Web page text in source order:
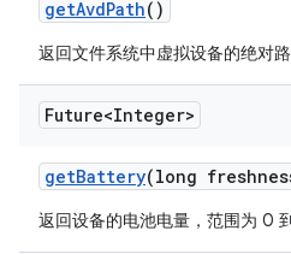
getAvdPath()
返回文件系统中虚拟设备的绝对路
Future<Integer>
getBattery(long
返回设备的电池电量，范围为 0